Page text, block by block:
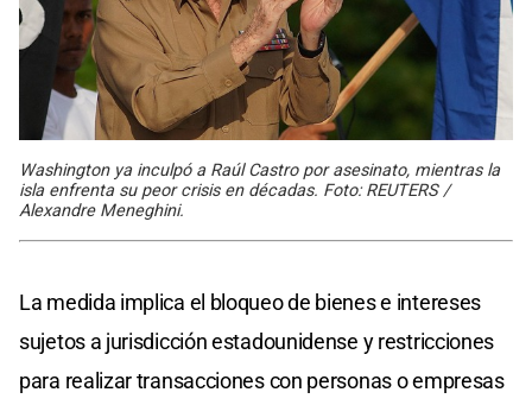
Washington ya inculpó a Raúl Castro por asesinato, mientras la
isla enfrenta su peor crisis en décadas. Foto: REUTERS /
Alexandre Meneghini.
La medida implica el bloqueo de bienes e intereses
sujetos a jurisdicción estadounidense y restricciones
para realizar transacciones con personas o empresas